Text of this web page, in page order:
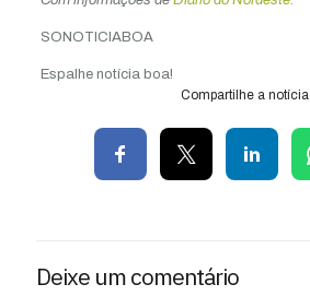
SONOTICIABOA
Espalhe notícia boa!
Compartilhe a notícia
Deixe um comentário